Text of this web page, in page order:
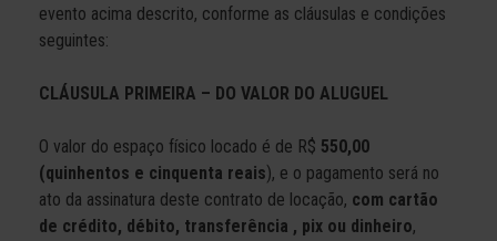
evento acima descrito, conforme as cláusulas e condições
seguintes:
CLÁUSULA PRIMEIRA – DO VALOR DO ALUGUEL
O valor do espaço físico locado é de R$ 550,00
(quinhentos e cinquenta reais), e o pagamento será no
ato da assinatura deste contrato de locação, com cartão
de crédito, débito, transferência , pix ou dinheiro,